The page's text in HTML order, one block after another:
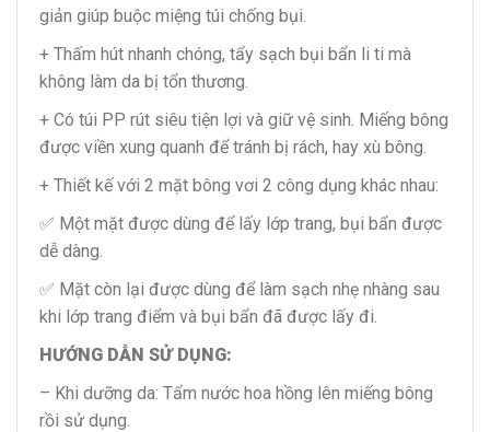
giản giúp buộc miệng túi chống bụi.
+ Thấm hút nhanh chóng, tẩy sạch bụi bẩn li ti mà
không làm da bị tổn thương.
+ Có túi PP rút siêu tiện lợi và giữ vệ sinh. Miếng bông
được viền xung quanh để tránh bị rách, hay xù bông.
+ Thiết kế với 2 mặt bông vơi 2 công dụng khác nhau:
✅ Một mặt được dùng để lấy lớp trang, bụi bẩn được
dễ dàng.
✅ Mặt còn lại được dùng để làm sạch nhẹ nhàng sau
khi lớp trang điểm và bụi bẩn đã được lấy đi.
HƯỚNG DẪN SỬ DỤNG:
– Khi dưỡng da: Tẩm nước hoa hồng lên miếng bông
rồi sử dụng.